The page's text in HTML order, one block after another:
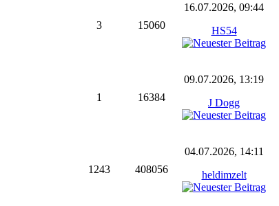
3 15060
16.07.2026, 09:44
HS54
1 16384
09.07.2026, 13:19
J Dogg
1243 408056
04.07.2026, 14:11
heldimzelt